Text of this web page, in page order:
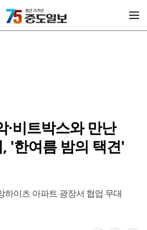
·비트박스와 만난
'한여름 밤의 택견'
하이츠 아파트 광장서 협업 무대